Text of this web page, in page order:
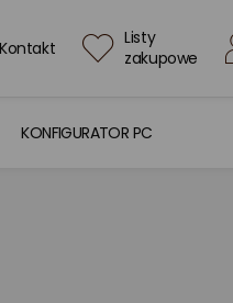
Kontakt
Listy
zakupowe
KONFIGURATOR PC